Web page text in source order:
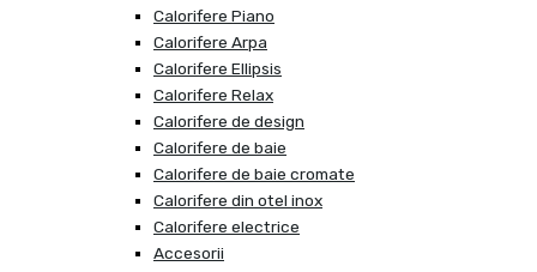
Calorifere Piano
Calorifere Arpa
Calorifere Ellipsis
Calorifere Relax
Calorifere de design
Calorifere de baie
Calorifere de baie cromate
Calorifere din otel inox
Calorifere electrice
Accesorii